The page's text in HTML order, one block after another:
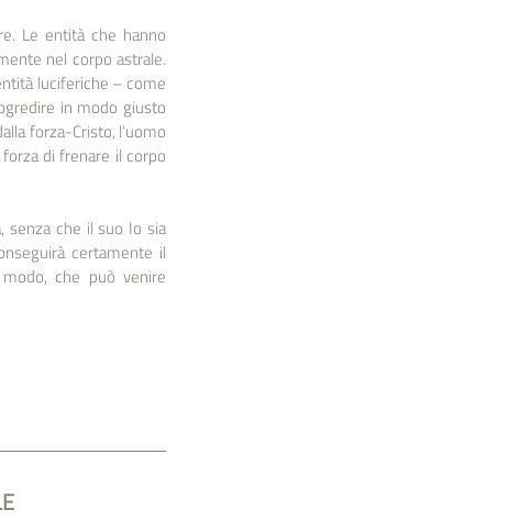
Le entità che hanno
nel corpo astrale.
luciferiche – come
in modo giusto
forza-Cristo, l’uomo
di frenare il corpo
senza che il suo Io sia
certamente il
che può venire